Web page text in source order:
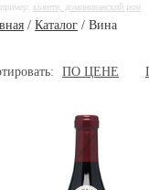
кьянти, доминиканский ром
/ Каталог / Вина
ПО ЦЕНЕ